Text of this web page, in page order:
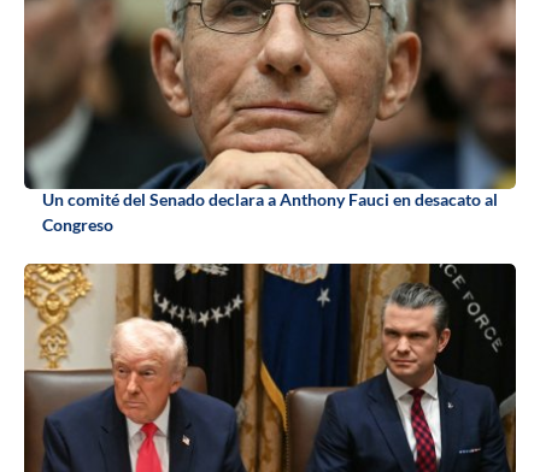
Un comité del Senado declara a Anthony Fauci en desacato al
Congreso